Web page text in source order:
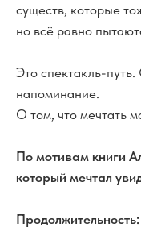
существ, которые
но всё равно
Это спектакль-
напоминание.
О том, что мечтать
По мотивам книги
который мечтал
Продолжительность: